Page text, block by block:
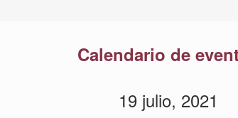
Calendario de
19 julio, 2021